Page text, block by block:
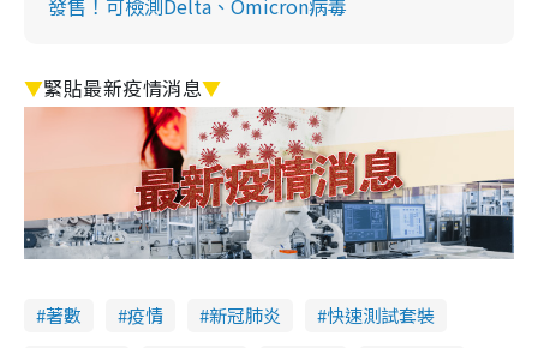
發售！可檢測Delta、Omicron病毒
▼緊貼最新疫情消息▼
著數 疫情 新冠肺炎
快速測試套裝